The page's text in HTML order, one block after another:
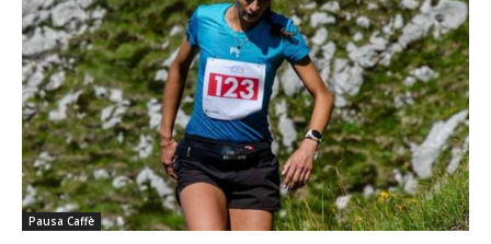
Pausa Caffè